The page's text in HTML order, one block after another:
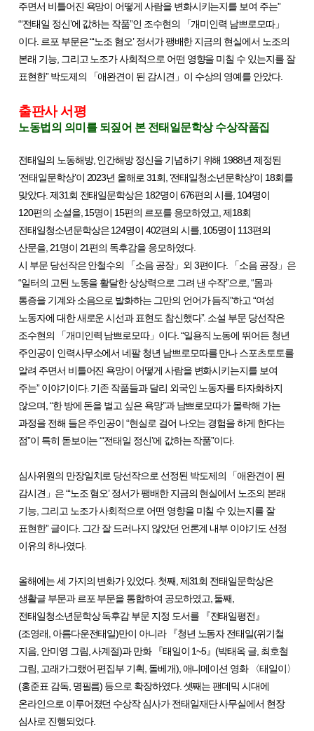
주면서 비틀어진 욕망이 어떻게 사람을 변화시키는지를 보여 주는”
“‘전태일 정신 ’에 값하는 작품”인 조수현의 「 개미인력 남쁘로모따」
이다. 르포 부문은“‘노조 혐오’ 정서가 팽배한 지금의 현실에서 노조의
본래 기능, 그리고 노조가 사회적으로 어떤 영향을 미칠 수 있는지를 잘
표현한” 박도제의 「애완견이 된 감시견 」 이 수상의 영예를 안았다.
출판사 서평
노동법의 의미를 되짚어 본 전태일문학상 수상작품집
전태일의 노동해방, 인간해방 정신을 기념하기 위해 1988년 제정된
‘전태일문학상’이 2023년 올해로 31 회 , ‘전태일청소년문학상’이 18회를
맞았다. 제 31 회 전태일문학상은 182명이 676편의 시를 , 104명이
120편의 소설을, 15명이 15편의 르포를 응모하였고 ,제 18회
전태일청소년문학상은 124명이402편의 시를, 105명이 113편의
산문을, 21 명이 21편의 독후감을 응모하였다.
시 부문 당선작은 안철수의
「 소음 공장」 외 3편이다. 「 소음 공장」 은
“일터의 고된 노동을 활달한 상상력으로 그려 낸 수작”으로 , “몸과
통증을 기계와 소음으로 발화하는 그만의 언어가 듬직”하고“여성
노동자에 대한 새로운 시선과 표현도 참신했다”. 소설 부문 당선작은
조수현의
「 개미인력 남쁘로모따」 이다. “일용직 노동에 뛰어든 청년
주인공이 인력사무소에서 네팔 청년 남쁘로모따를 만나 스포츠토토를
알려 주면서 비틀어진 욕망이 어떻게 사람을 변화시키는지를 보여
주는” 이야기이다. 기존 작품들과 달리 외국인 노동자를 타자화하지
않으며 , “한 방에 돈을 벌고 싶은 욕망”과 남쁘로모따가 몰락해 가는
과정을 전해 들은 주인공이“현실로 걸어 나오는 경험을 하게 한다는
점”이 특히 돋보이는“‘전태일 정신 ’에 값하는 작품”이다.
심사위원의 만장일치로 당선작으로 선정된 박도제의 「애완견이 된
감시견 」 은 “‘노조 혐오’ 정서가 팽배한 지금의 현실에서 노조의 본래
기능 그리고 노조가 사회적으로 어떤 영향을 미칠 수 있는지를 잘
표현한” 글이다. 그간 잘 드러나지 않았던 언론계 내부 이야기도 선정
이유의 하나였다.
올해에는 세 가지의 변화가 있었다. 첫째 제 31 회 전태일문학상은
생활글 부문과 르포 부문을 통합하여 공모하였고 둘째
전태일청소년문학상 독후감 부문 지정 도서를
『전태일평전 』
(조영래 아름다운전태일)만이 아니라 『청년 노동자 전태일(위기철
지음 안미영 그림 ,사계절)과 만화 『태일이 1~5』(박태옥 글, 최호철
그림 고래가그랬어 편집부 기획 돌베개), 애니메이션 영화 〈태일이 〉
(홍준표 감독, 명필름) 등으로 확장하였다. 셋째는 팬데믹 시대에
온라인으로 이루어졌던 수상작 심사가 전태일재단 사무실에서 현장
심사로 진행되었다.